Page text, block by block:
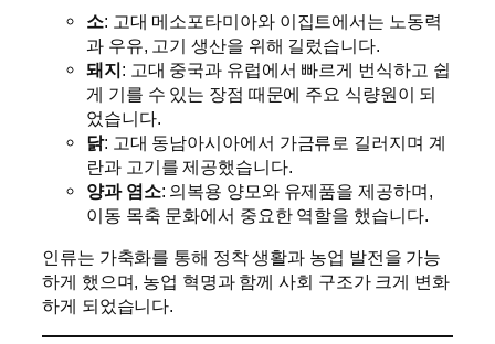
소: 고대 메소포타미아와 이집트에서는 노동력
과 우유, 고기 생산을 위해 길렀습니다.
돼지: 고대 중국과 유럽에서 빠르게 번식하고 쉽
게 기를 수 있는 장점 때문에 주요 식량원이 되
었습니다.
닭: 고대 동남아시아에서 가금류로 길러지며 계
란과 고기를 제공했습니다.
양과 염소: 의복용 양모와 유제품을 제공하며,
이동 목축 문화에서 중요한 역할을 했습니다.
인류는 가축화를 통해 정착 생활과 농업 발전을 가능
하게 했으며, 농업 혁명과 함께 사회 구조가 크게 변화
하게 되었습니다.